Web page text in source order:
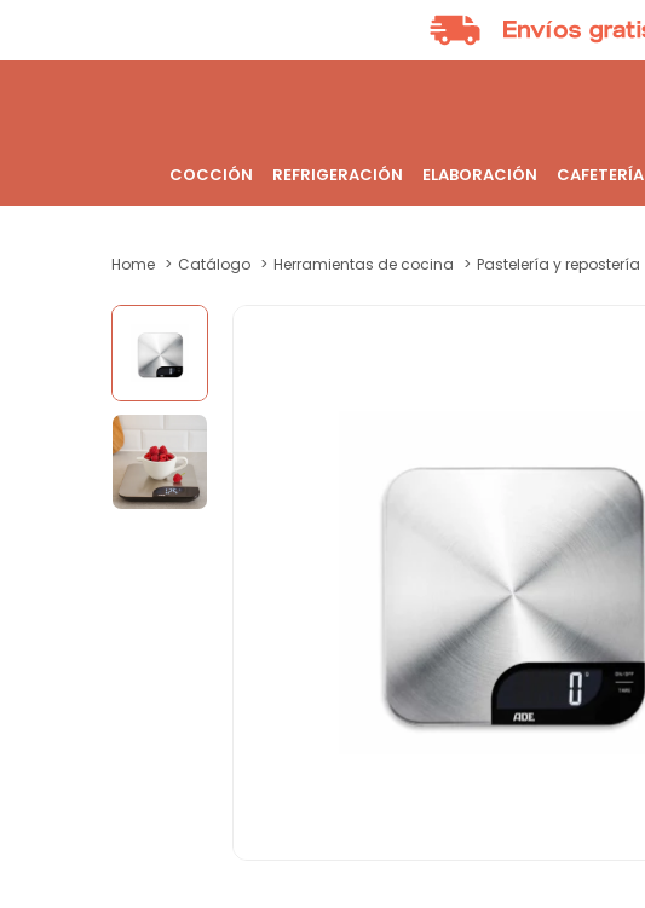
COCCIÓN REFRIGERACIÓN ELABORACIÓN CAFETERÍA
Home Catálogo Herramientas de cocina Pastelería y repostería